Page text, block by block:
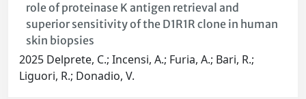
role of proteinase K antigen retrieval and
superior sensitivity of the D1R1R clone in human
skin biopsies
2025 Delprete, C.; Incensi, A.; Furia, A.; Bari, R.;
Liguori, R.; Donadio, V.